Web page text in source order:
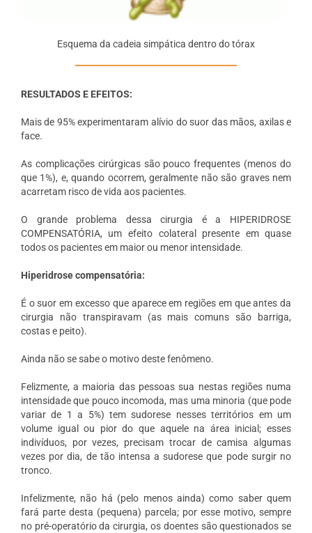
Esquema da cadeia simpática dentro do tórax
RESULTADOS E EFEITOS:
Mais de 95% experimentaram alívio do suor das mãos, axilas e
face.
As complicações cirúrgicas são pouco frequentes (menos do
que 1%), e, quando ocorrem, geralmente não são graves nem
acarretam risco de vida aos pacientes.
O grande problema dessa cirurgia é a HIPERIDROSE
COMPENSATÓRIA, um efeito colateral presente em quase
todos os pacientes em maior ou menor intensidade.
Hiperidrose compensatória:
É o suor em excesso que aparece em regiões em que antes da
cirurgia não transpiravam (as mais comuns são barriga,
costas e peito).
Ainda não se sabe o motivo deste fenômeno.
Felizmente, a maioria das pessoas sua nestas regiões numa
intensidade que pouco incomoda, mas uma minoria (que pode
variar de 1 a 5%) tem sudorese nesses territórios em um
volume igual ou pior do que aquele na área inicial; esses
indivíduos, por vezes, precisam trocar de camisa algumas
vezes por dia, de tão intensa a sudorese que pode surgir no
tronco.
Infelizmente, não há (pelo menos ainda) como saber quem
fará parte desta (pequena) parcela; por esse motivo, sempre
no pré-operatório da cirurgia, os doentes são questionados se